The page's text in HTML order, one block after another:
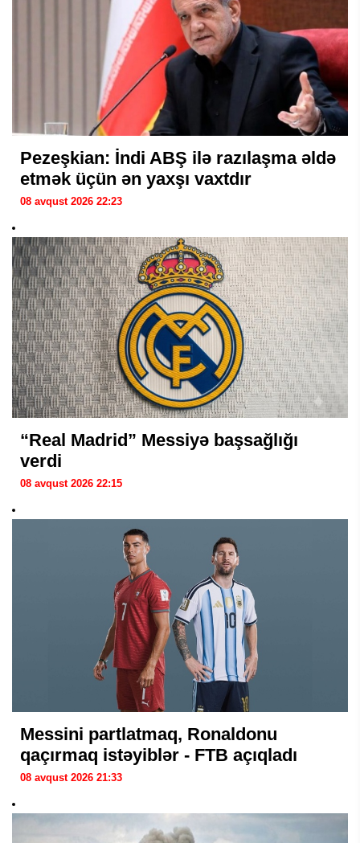
Pezeşkian: İndi ABŞ ilə razılaşma əldə
etmək üçün ən yaxşı vaxtdır
08 avqust 2026 22:23
“Real Madrid” Messiyə başsağlığı
verdi
08 avqust 2026 22:15
Messini partlatmaq, Ronaldonu
qaçırmaq istəyiblər - FTB açıqladı
08 avqust 2026 21:33